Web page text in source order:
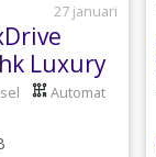
27 januari
Luxury
Automat